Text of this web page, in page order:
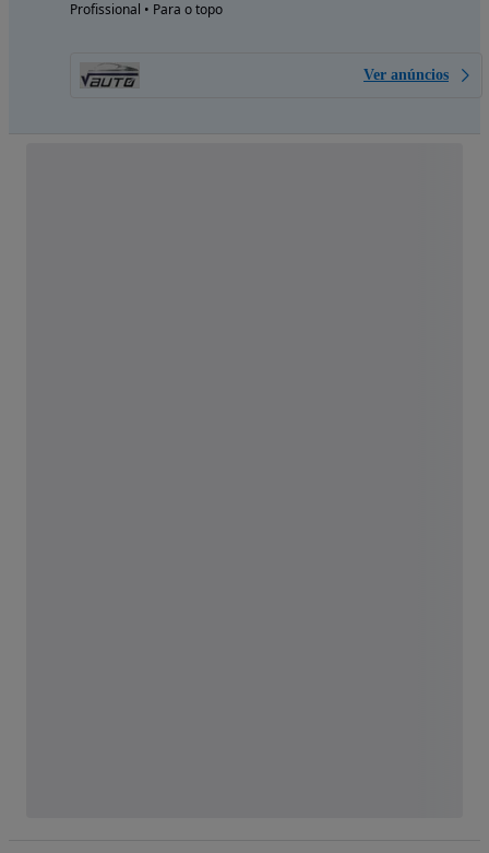
Profissional • Para o topo
Ver anúncios